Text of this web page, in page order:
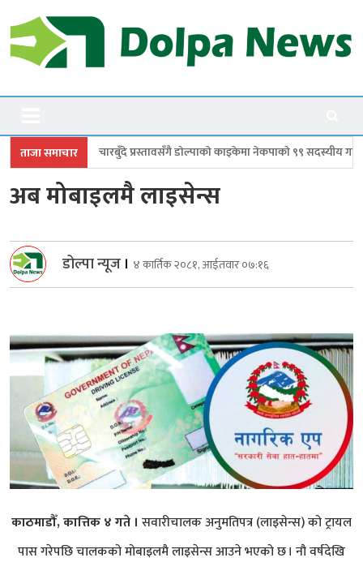
to
content
Dolpanews
ताजा समाचार
प्रस्तावसँगै डाेल्पाकाे काइकेमा नेकपाकाे ९९ सदस्यीय गाउँ समिति गठन
अब मोबाइलमै लाइसेन्स
डोल्पा न्यूज । ४ कार्तिक २०८१, आईतवार ०७:१६
काठमाडौँ, कात्तिक ४ गते । सवारीचालक अनुमतिपत्र (लाइसेन्स) को ट्रायल
पास गरेपछि चालकको मोबाइलमै लाइसेन्स आउने भएको छ । नौ वर्षदेखि